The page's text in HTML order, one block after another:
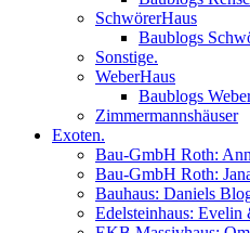
SchwörerHaus
Baublogs
Sonstige.
WeberHaus
Baublogs
Zimmermannshäuser
Exoten.
Bau-GmbH Roth:
Bau-GmbH Roth:
Bauhaus: Daniels
Edelsteinhaus: